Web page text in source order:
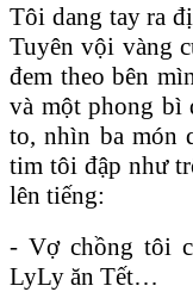
Tôi dang tay ra
Tuyên vội vàng
đem theo bên
và một phong bì
to, nhìn ba món
tim tôi đập như
lên tiếng:
- Vợ chồng tôi
LyLy ăn Tết…